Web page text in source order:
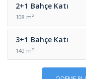
2+1 Bahçe Katı
108 m²
3+1 Bahçe Katı
140 m²